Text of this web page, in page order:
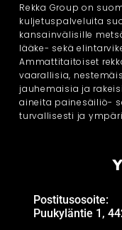
Rekka Group on
kuljetuspalveluita
kansainvälisille
lääke- sekä
Ammattitaitoiset
vaarallisia,
jauhemaisia ja
aineita painesäiliö-
turvallisesti ja
Postitusosoite:
Puukyläntie 1,